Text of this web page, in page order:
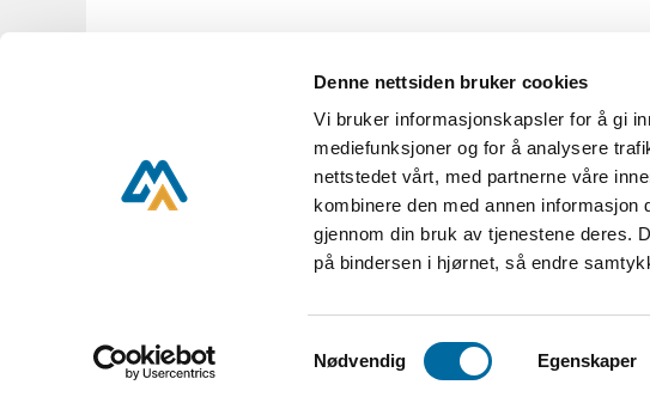
Denne nettsiden bruker cookies
Vi bruker informasjonskapsler for å gi
mediefunksjoner og for å analysere
nettstedet vårt, med partnerne våre
kombinere den med annen
gjennom din bruk av tjenestene deres.
på bindersen i hjørnet, så endre
Samtykkevalg
Nødvendig Egenskaper
Nyhetsbrev
KUBEN,Parkveien 16, 4838
KUBEN er en del av Aust-Agder